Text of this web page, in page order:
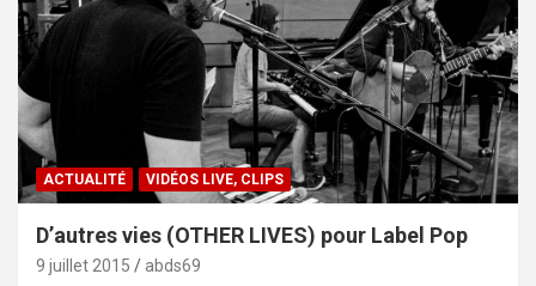
ACTUALITÉ VIDÉOS LIVE, CLIPS
D’autres vies (OTHER LIVES) pour Label Pop
9 juillet 2015 abds69